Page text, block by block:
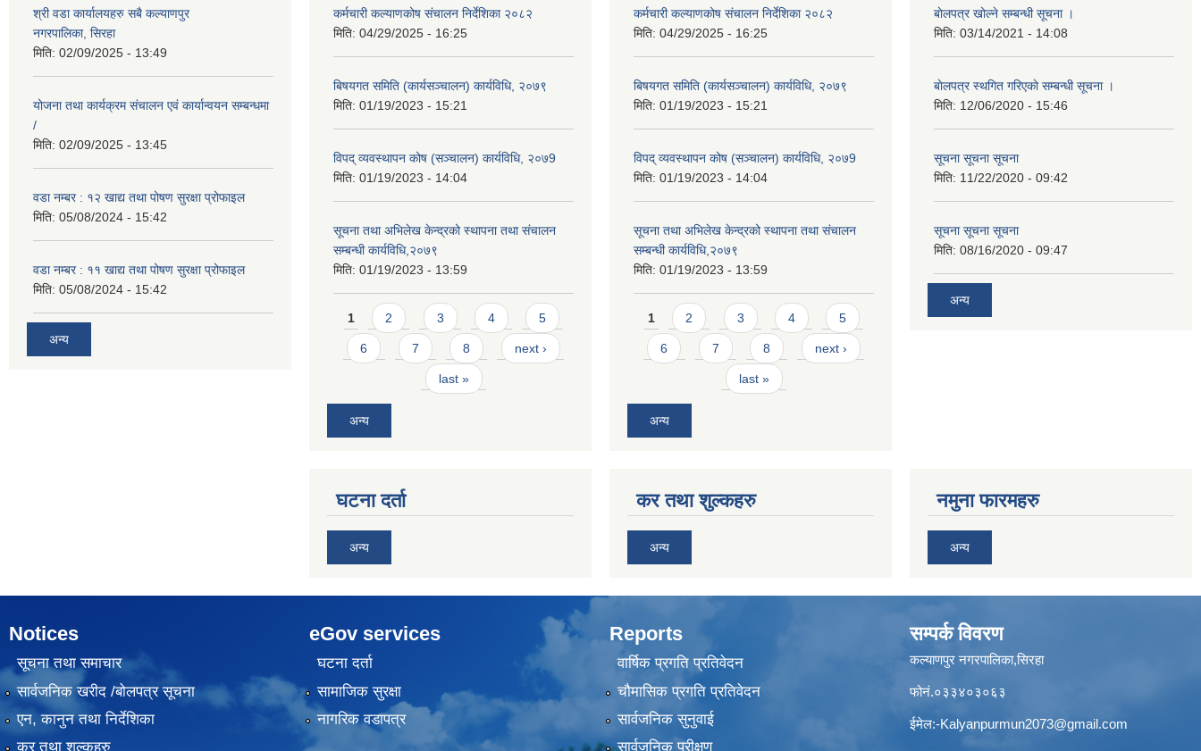
श्री वडा कार्यालयहरु सबै कल्याणपुर
नगरपालिका, सिरहा
मिति: 02/09/2025 - 13:49
योजना तथा कार्यक्रम संचालन एवं कार्यान्वयन सम्बन्धमा
/
मिति: 02/09/2025 - 13:45
वडा नम्बर : १२ खाद्य तथा पोषण सुरक्षा प्रोफाइल
मिति: 05/08/2024 - 15:42
वडा नम्बर : ११ खाद्य तथा पोषण सुरक्षा प्रोफाइल
मिति: 05/08/2024 - 15:42
अन्य
कर्मचारी कल्याणकोष संचालन निर्देशिका २०८२
मिति: 04/29/2025 - 16:25
बिषयगत समिति (कार्यसञ्चालन) कार्यविधि, २०७९
मिति: 01/19/2023 - 15:21
विपद् व्यवस्थापन कोष (सञ्चालन) कार्यविधि, २०७9
मिति: 01/19/2023 - 14:04
सूचना तथा अभिलेख केन्द्रको स्थापना तथा संचालन
सम्बन्धी कार्यविधि,२०७९
मिति: 01/19/2023 - 13:59
Pages
1 2 3 4 5
6 7 8 next ›
last »
अन्य
कर्मचारी कल्याणकोष संचालन निर्देशिका २०८२
मिति: 04/29/2025 - 16:25
बिषयगत समिति (कार्यसञ्चालन) कार्यविधि, २०७९
मिति: 01/19/2023 - 15:21
विपद् व्यवस्थापन कोष (सञ्चालन) कार्यविधि, २०७9
मिति: 01/19/2023 - 14:04
सूचना तथा अभिलेख केन्द्रको स्थापना तथा संचालन
सम्बन्धी कार्यविधि,२०७९
मिति: 01/19/2023 - 13:59
Pages
1 2 3 4 5
6 7 8 next ›
last »
अन्य
बाेलपत्र खोल्ने सम्बन्धी सूचना ।
मिति: 03/14/2021 - 14:08
बाेलपत्र स्थगित गरिएकाे सम्बन्धी सूचना ।
मिति: 12/06/2020 - 15:46
सूचना सूचना सूचना
मिति: 11/22/2020 - 09:42
सूचना सूचना सूचना
मिति: 08/16/2020 - 09:47
अन्य
घटना दर्ता
अन्य
कर तथा शुल्कहरु
अन्य
नमुना फारमहरु
अन्य
Notices
सूचना तथा समाचार
सार्वजनिक खरीद /बोलपत्र सूचना
एन, कानुन तथा निर्देशिका
कर तथा शुल्कहरु
eGov services
घटना दर्ता
सामाजिक सुरक्षा
नागरिक वडापत्र
Reports
वार्षिक प्रगति प्रतिवेदन
चौमासिक प्रगति प्रतिवेदन
सार्वजनिक सुनुवाई
सार्वजनिक परीक्षण
सम्पर्क विवरण
कल्याणपुर नगरपालिका,सिरहा
फोनं.०३३४०३०६३
ईमेल:-Kalyanpurmun2073@gmail.com